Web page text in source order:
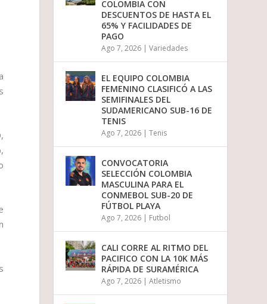
r
e
v
o
l
u
e
COLOMBIA CON
DESCUENTOS DE HASTA EL
65% Y FACILIDADES DE
PAGO
Ago 7, 2026 |Variedades
EL EQUIPO COLOMBIA
FEMENINO CLASIFICÓ A LAS
SEMIFINALES DEL
SUDAMERICANO SUB-16 DE
TENIS
Ago 7, 2026 |Tenis
CONVOCATORIA
SELECCIÓN COLOMBIA
MASCULINA PARA EL
CONMEBOL SUB-20 DE
FÚTBOL PLAYA
Ago 7, 2026 | Futbol
CALI CORRE AL RITMO DEL
PACIFICO CON LA 10K MÁS
RÁPIDA DE SURAMÉRICA
Ago 7, 2026 |Atletismo